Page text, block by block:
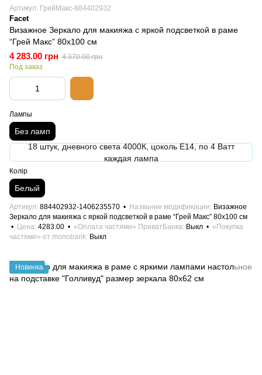
Артикул: ГрейМакс-884402932
Facet
Визажное Зеркало для макияжа с яркой подсветкой в раме
“Грей Макс” 80х100 см
4 283.00 грн 4 370.00 грн
Под заказ
Лампы
Без ламп
18 штук, дневного света 4000К, цоколь Е14, по 4 Ватт
каждая лампа
Колір
Белый
Артикул 884402932-1406235570 Название модификации
Визажное
Зеркало для макияжа с яркой подсветкой в раме “Грей Макс” 80х100 см
Цена 4283.00 «Оплата частями» ПриватБанка Выкл
«Покупка
частями» от monobank Выкл
Новинка